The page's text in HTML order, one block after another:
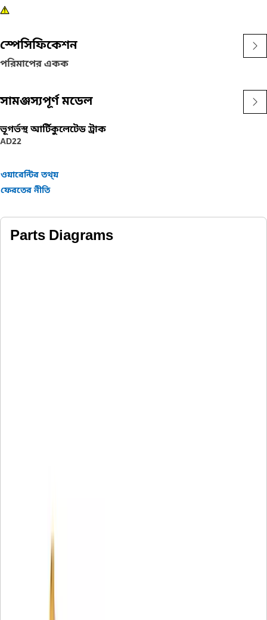
স্পেসিফিকেশন
পরিমাপের একক
সামঞ্জস্যপূর্ণ মডেল
ভূগর্ভস্থ আর্টিকুলেটেড ট্রাক
AD22
ওয়ারেন্টির তথ্য়
ফেরতের নীতি
Parts Diagrams